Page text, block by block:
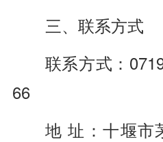
三、联系方式
联系方式：
66
地 址：十堰市